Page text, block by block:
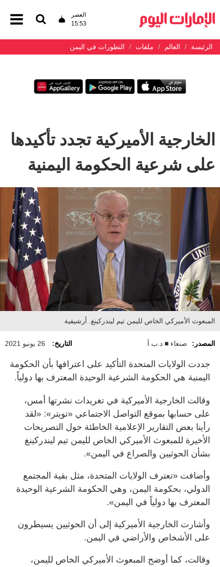
العصر
15:53
الرئيسة العالم ملفات التطورات في اليمن
الخارجية الأميركية تجدد تأكيدها
على شرعية الحكومة اليمنية
المبعوث الأميركي الخاص لليمن تيم ليندركينغ. أرشيفية
المصدر: صنعاء ■ د.ب.أ التاريخ: 26 يونيو 2021
جددت الولايات المتحدة التأكيد على اعترافها بأن الحكومة
اليمنية هي الحكومة الشرعية الوحيدة المعترف بها دولياً.
وقالت الخارجية الأميركية في تغريدات نشرتها أمس،
على حسابها بموقع التواصل الاجتماعي «تويتر»: «لقد
رأينا بعض التقارير الإعلامية الخاطئة حول التصريحات
الأخيرة للمبعوث الأميركي الخاص لليمن تيم ليندركينغ
بشأن الحوثيين والصراع في اليمن».
وأضافت «تعترف الولايات المتحدة، مثل بقية المجتمع
الدولي، بحكومة اليمن، وهي الحكومة الشرعية الوحيدة
المعترف بها دولياً في اليمن».
وأشارت الخارجية الأميركية إلى أن الحوثيين يسيطرون
على الأشخاص والأراضي في اليمن.
وقالت، كما أوضح المبعوث الأميركي الخاص لليمن،